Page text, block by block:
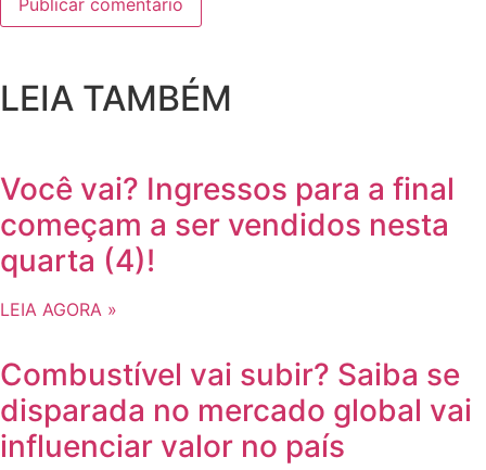
LEIA TAMBÉM
Você vai? Ingressos para a final
começam a ser vendidos nesta
quarta (4)!
LEIA AGORA »
Combustível vai subir? Saiba se
disparada no mercado global vai
influenciar valor no país